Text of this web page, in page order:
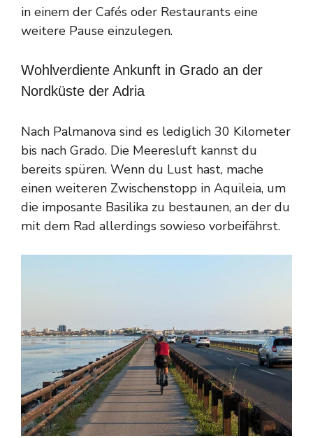
in einem der Cafés oder Restaurants eine
weitere Pause einzulegen.
Wohlverdiente Ankunft in Grado an der
Nordküste der Adria
Nach Palmanova sind es lediglich 30 Kilometer
bis nach Grado. Die Meeresluft kannst du
bereits spüren. Wenn du Lust hast, mache
einen weiteren Zwischenstopp in Aquileia, um
die imposante Basilika zu bestaunen, an der du
mit dem Rad allerdings sowieso vorbeifährst.